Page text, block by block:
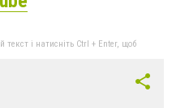
текст і натисніть Ctrl + Enter, щоб